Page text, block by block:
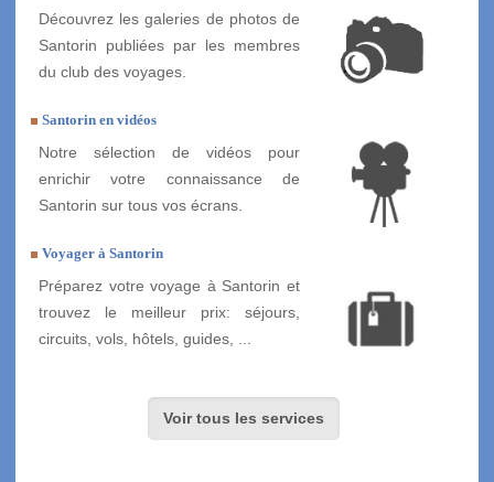
Découvrez les galeries de photos de
Santorin publiées par les membres
du club des voyages.
Santorin en vidéos
Notre sélection de vidéos pour
enrichir votre connaissance de
Santorin sur tous vos écrans.
Voyager à Santorin
Préparez votre voyage à Santorin et
trouvez le meilleur prix: séjours,
circuits, vols, hôtels, guides, ...
Voir tous les services